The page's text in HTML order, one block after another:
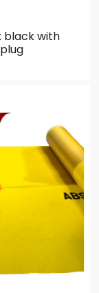
black with